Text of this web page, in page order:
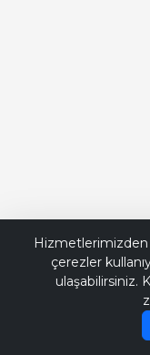
Hizmetlerimizden
çerezler
ulaşabilirsiniz.